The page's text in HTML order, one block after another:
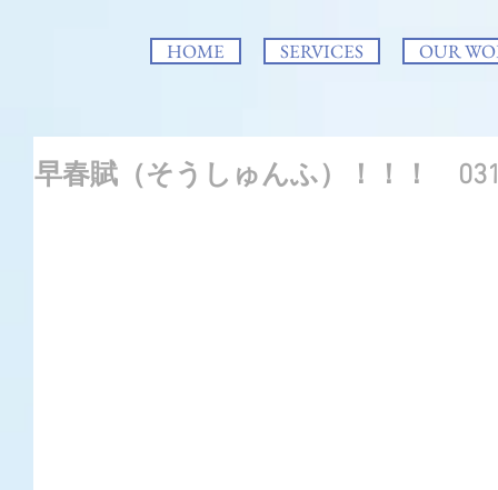
HOME SERVICES OUR
早春賦（そうしゅんふ）！！！